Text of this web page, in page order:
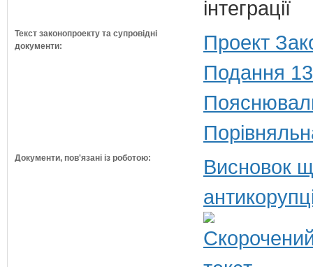
інтеграції
Текст законопроекту та супровідні
документи:
Проект
Подання
Документи, пов'язані із роботою:
Висновок